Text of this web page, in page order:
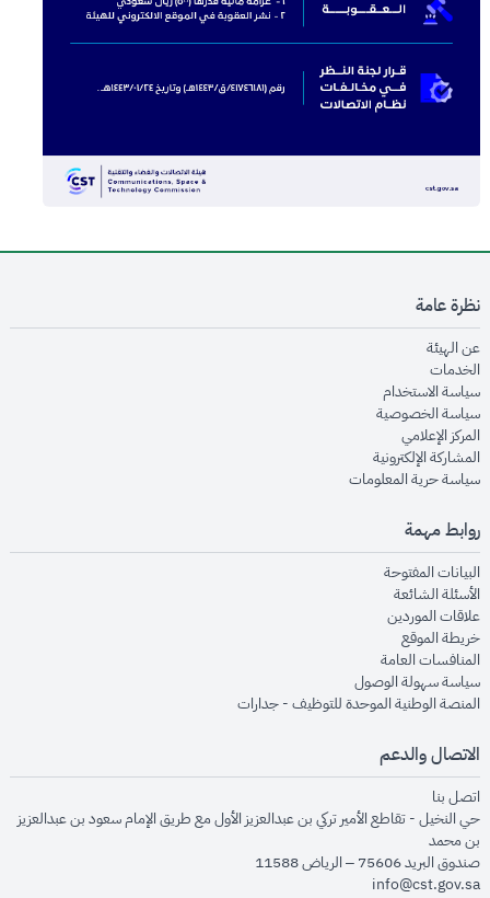
نظرة عامة
عن الهيئةopens in new window
الخدماتopens in new window
سياسة الاستخدام
سياسة الخصوصيةopens in new window
المركز الإعلاميopens in new window
المشاركة الإلكترونيةopens in new window
سياسة حرية المعلوماتopens in new window
روابط مهمة
البيانات المفتوحةopens in new window
الأسئلة الشائعةopens in new window
علاقات الموردينopens in new window
خريطة الموقعopens in new window
المنافسات العامةopens in new window
سياسة سهولة الوصولopens in new window
المنصة الوطنية الموحدة للتوظيف - جداراتopens in new window
الاتصال والدعم
اتصل بنا
حي النخيل - تقاطع الأمير تركي بن عبدالعزيز الأول مع طريق الإمام سعود بن عبدالعزيز
بن محمد
صندوق البريد 75606 – الرياض 11588
info@cst.gov.sa